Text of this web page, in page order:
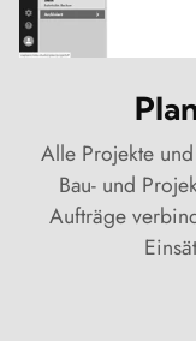
Alle Projekte
Bau- und
Aufträge